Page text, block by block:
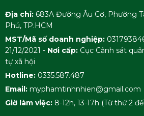
Thành phần: AQUA, MYRISTIC
COCETH SULFATE, LAURIC
POTASSIUM HYDROXIDE,
PROPYLENE GLYCOL,
MEA, POTASSIUM CHLORIDE,
SODIUM LACTATE, PEG-14M,
Địa chỉ: 683A Đường Âu Cơ, Phường
Phú, TP.HCM
MST/Mã số doanh nghiệp:
21/12/2021 - Nơi cấp: Cục Cảnh sát
tự xã hội
Hotline: 0335.587.487
Email: myphamtinhnhien@gmail.com
Giờ làm việc: 8-12h, 13-17h (Từ thứ 2